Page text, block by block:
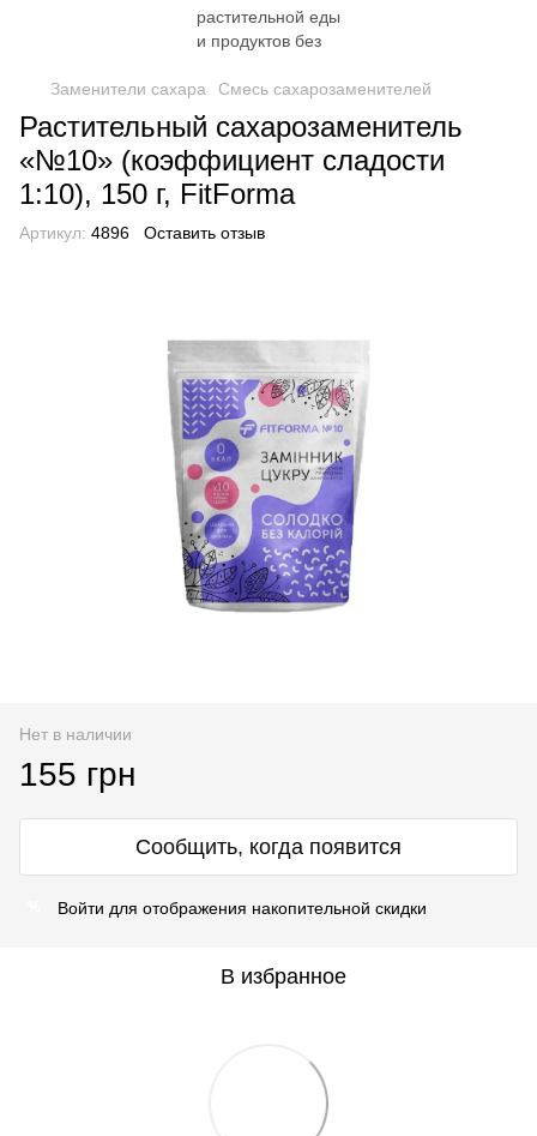
Заменители сахара Смесь сахарозаменителей
Растительный сахарозаменитель
«№10» (коэффициент сладости
1:10), 150 г, FitForma
Артикул: 4896 Оставить отзыв
Нет в наличии
155 грн
Сообщить, когда появится
Войти для отображения накопительной скидки
В избранное